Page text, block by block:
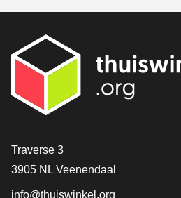
[_General:Contact]
Traverse 3
3905 NL Veenendaal
info@thuiswinkel.org